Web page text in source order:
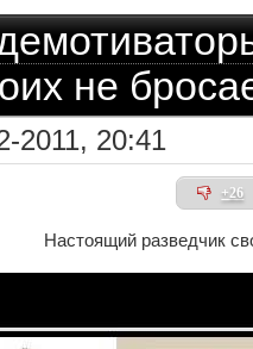
не
2011, 20:41
+26
Настоящий разведчик